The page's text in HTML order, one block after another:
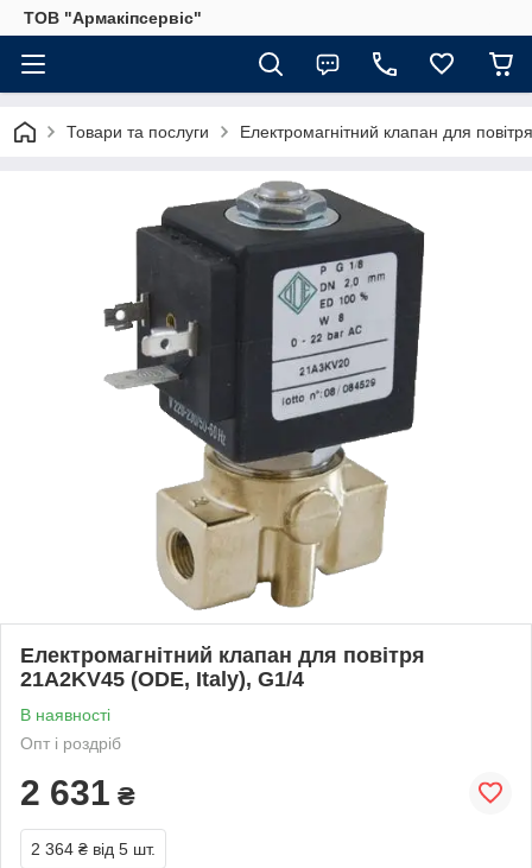
ТОВ "Армакіпсервіс"
Товари та послуги Електромагнітний клапан для повітря
Електромагнітний клапан для повітря
21A2KV45 (ODE, Italy), G1/4
В наявності
Опт і роздріб
2 631 ₴
2 364 ₴ від 5 шт.